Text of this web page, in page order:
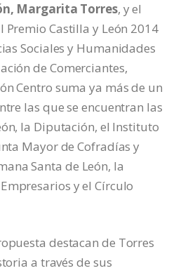
Margarita Torres, y el
Premio Castilla y León 2014
Sociales y Humanidades
de Comerciantes,
Centro suma ya más de un
las que se encuentran las
la Diputación, el Instituto
Mayor de Cofradías y
Santa de León, la
y el Círculo
destacan de Torres
a través de sus